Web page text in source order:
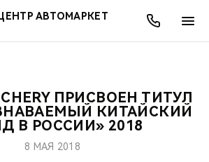
АВТОМАРКЕТ
МОДЕЛИ
ПОКУПАТЕЛЯМ
ВЛАДЕЛЬЦАМ
МИР CHERY
АКЦИИ
ОНЛАЙН СЕРВИСЫ
О КОМПАНИИПРИСВОЕН ТИТУЛ
КИТАЙСКИЙ
В РОССИИ» 2018
8 МАЯ 2018